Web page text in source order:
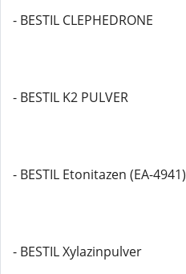
- BESTIL CLEPHEDRONE
- BESTIL K2 PULVER
- BESTIL Etonitazen (EA-4941)
- BESTIL Xylazinpulver